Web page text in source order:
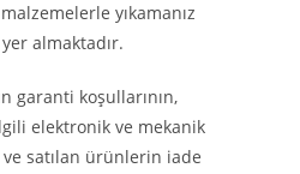
yıkamanız
almaktadır.
garanti koşullarının,
elektronik ve mekanik
satılan ürünlerin iade